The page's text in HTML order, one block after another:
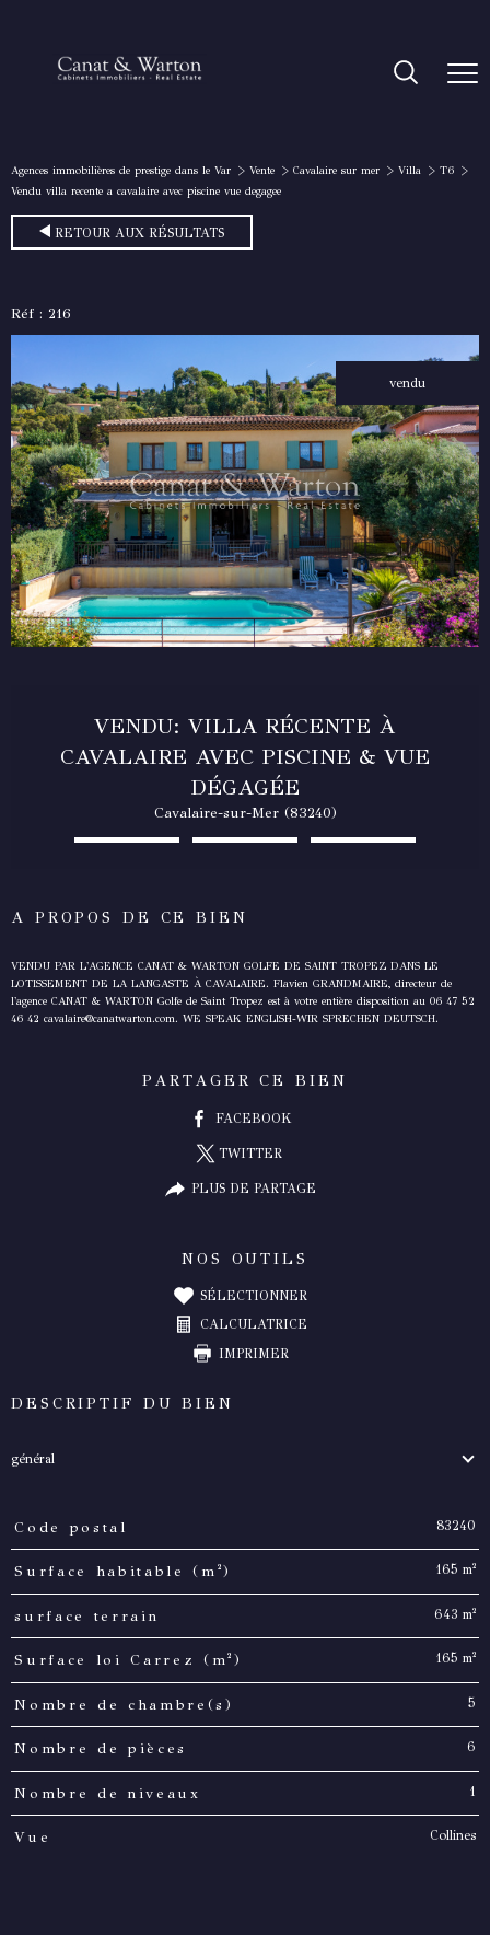
Agences immobilières de prestige dans le Var Vente Cavalaire sur mer Villa
T6
Vendu villa recente a cavalaire avec piscine vue degagee
RETOUR AUX RÉSULTATS
Réf : 216
vendu
VENDU: VILLA RÉCENTE À
CAVALAIRE AVEC PISCINE & VUE
DÉGAGÉE
Cavalaire-sur-Mer (83240)
A PROPOS DE CE BIEN
VENDU PAR L'AGENCE CANAT & WARTON GOLFE DE SAINT TROPEZ DANS LE
LOTISSEMENT DE LA LANGASTE À CAVALAIRE. Flavien GRANDMAIRE, directeur de
l'agence CANAT & WARTON Golfe de Saint Tropez est à votre entière disposition au 06 47 52
46 42 cavalaire@canatwarton.com. WE SPEAK ENGLISH-WIR SPRECHEN DEUTSCH.
PARTAGER CE BIEN
FACEBOOK
TWITTER
PLUS DE PARTAGE
NOS OUTILS
SÉLECTIONNER
CALCULATRICE
IMPRIMER
DESCRIPTIF DU BIEN
général
TRAD_PAMPERO_Caracteristique
Code postal 83240
Surface habitable (m²) 165 m²
surface terrain 643 m²
Surface loi Carrez (m²) 165 m²
Nombre de chambre(s) 5
Nombre de pièces 6
Nombre de niveaux 1
Vue Collines